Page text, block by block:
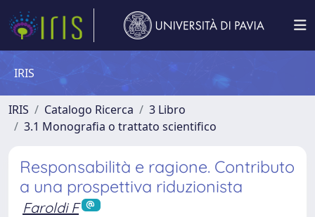
IRIS
IRIS Catalogo Ricerca
3 Libro
3.1 Monografia o trattato scientifico
Responsabilità e ragione. Contributo
a una prospettiva riduzionista
Faroldi F